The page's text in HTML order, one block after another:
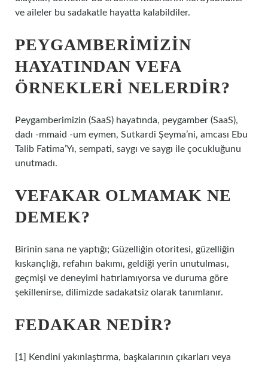
ve aileler bu sadakatle hayatta kalabildiler.
PEYGAMBERIMIZIN
HAYATINDAN VEFA
ÖRNEKLERI NELERDIR?
Peygamberimizin (SaaS) hayatında, peygamber (SaaS),
dadı -mmaid -um eymen, Sutkardi Şeyma’ni, amcası Ebu
Talib Fatima’Yı, sempati, saygı ve saygı ile çocukluğunu
unutmadı.
VEFAKAR OLMAMAK NE
DEMEK?
Birinin sana ne yaptığı; Güzelliğin otoritesi, güzelliğin
kıskançlığı, refahın bakımı, geldiği yerin unutulması,
geçmişi ve deneyimi hatırlamıyorsa ve duruma göre
şekillenirse, dilimizde sadakatsiz olarak tanımlanır.
FEDAKAR NEDIR?
[1] Kendini yakınlaştırma, başkalarının çıkarları veya